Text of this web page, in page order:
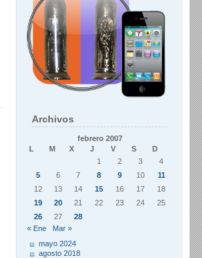
Archivos
febrero 2007
L
M X J V S
D
1
2 3
4
5
6 7 8 9 10
11
12
13 14 15 16 17
18
19
20 21 22 23 24
25
26
27
28
« Ene
Mar »
mayo 2024
agosto 2018